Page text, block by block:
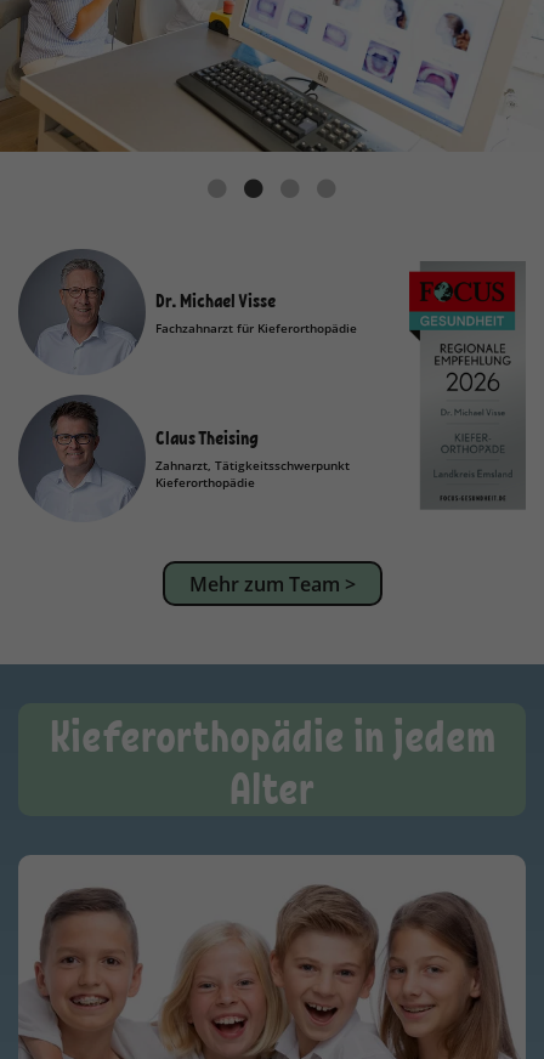
Dr. Michael Visse
Fachzahnarzt für Kieferorthopädie
Claus Theising
Zahnarzt, Tätigkeitsschwerpunkt
Kieferorthopädie
Mehr zum Team >
Kieferorthopädie in jedem
Alter